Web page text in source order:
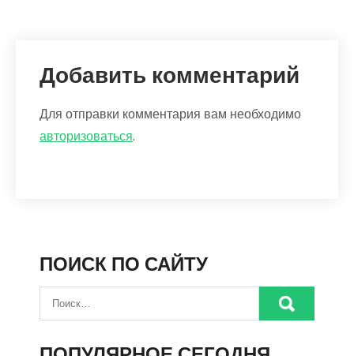
Добавить комментарий
Для отправки комментария вам необходимо
авторизоваться.
ПОИСК ПО САЙТУ